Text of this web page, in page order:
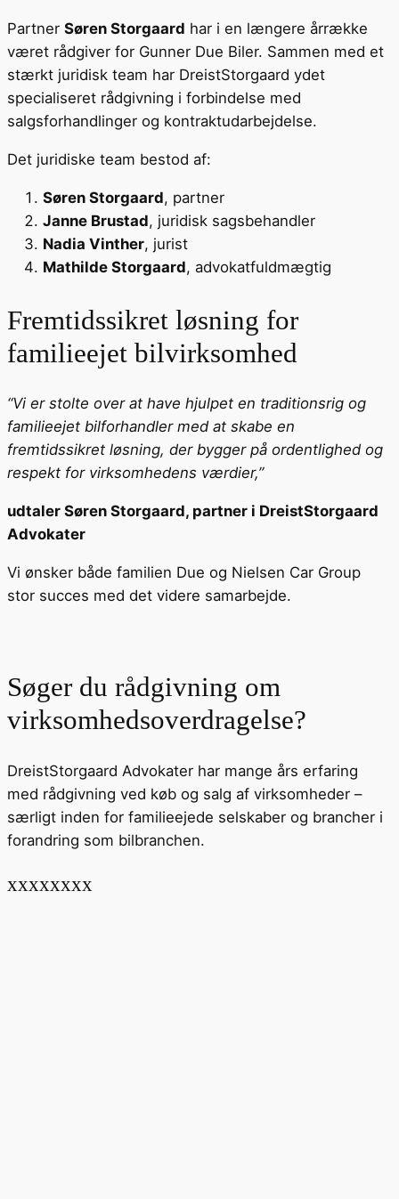
Partner Søren Storgaard har i en længere årrække
været rådgiver for Gunner Due Biler. Sammen med et
stærkt juridisk team har DreistStorgaard ydet
specialiseret rådgivning i forbindelse med
salgsforhandlinger og kontraktudarbejdelse.
Det juridiske team bestod af:
Søren Storgaard, partner
Janne Brustad, juridisk sagsbehandler
Nadia Vinther, jurist
Mathilde Storgaard, advokatfuldmægtig
Fremtidssikret løsning for
familieejet bilvirksomhed
“Vi er stolte over at have hjulpet en traditionsrig og
familieejet bilforhandler med at skabe en
fremtidssikret løsning, der bygger på ordentlighed og
respekt for virksomhedens værdier,”
udtaler Søren Storgaard, partner i DreistStorgaard
Advokater
Vi ønsker både familien Due og Nielsen Car Group
stor succes med det videre samarbejde.
Søger du rådgivning om
virksomhedsoverdragelse?
DreistStorgaard Advokater har mange års erfaring
med rådgivning ved køb og salg af virksomheder –
særligt inden for familieejede selskaber og brancher i
forandring som bilbranchen.
xxxxxxxx